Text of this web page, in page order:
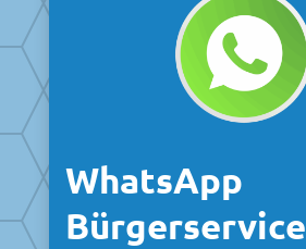
WhatsApp
Bürgerservice